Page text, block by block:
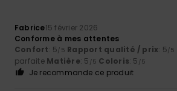
Fabrice15 février 2026
Conforme à mes attentes
Confort: 5/5 Rapport qualité / prix: 5/5
parfaite Matière: 5 /5 Coloris: 5 /5
Je recommande ce produit